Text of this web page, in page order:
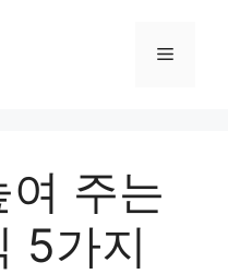
메
여 주는
5가지